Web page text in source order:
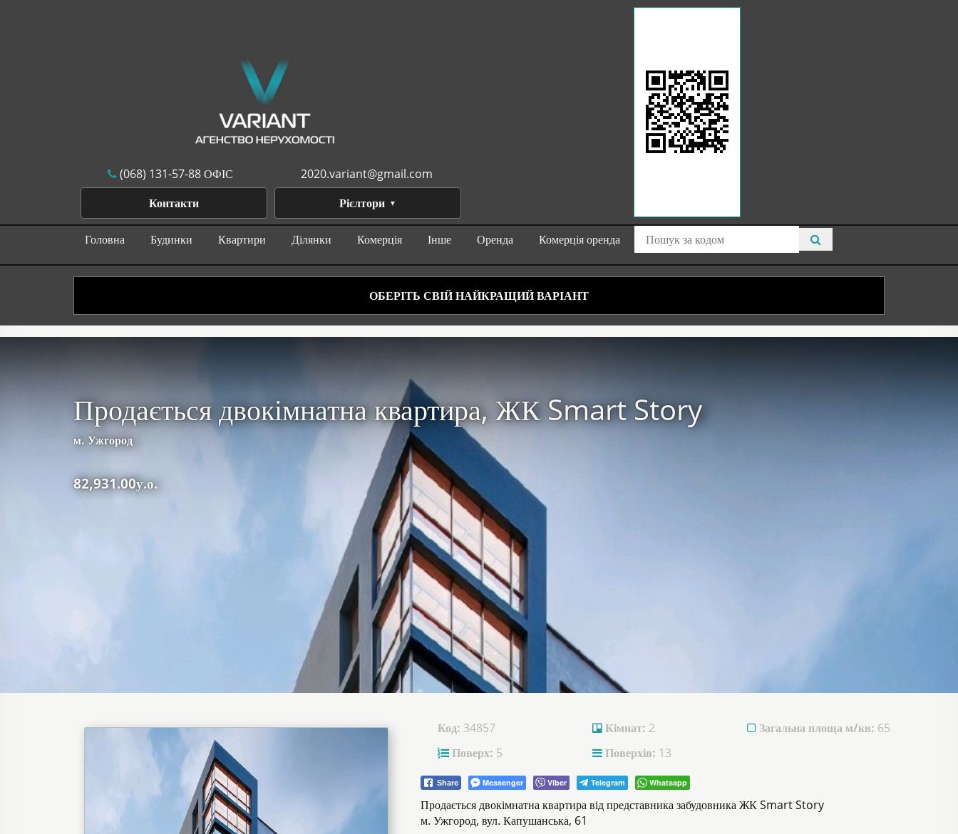
(068) 131-57-88 ОФІС
2020.variant@gmail.com
Контакти
Рієлтори
Головна Будинки Квартири Ділянки Комерція Інше Оренда Комерція оренда
ОБЕРІТЬ СВІЙ НАЙКРАЩИЙ ВАРІАНТ
Продається двокімнатна квартира, ЖК Smart Story
м. Ужгород
82,931.00у.о.
Код: 34857 Кімнат: 2 Загальна площа м/кв: 65
Поверх: 5 Поверхів: 13
Share Messenger Viber Telegram Whatsapp
Продається двокімнатна квартира від представника забудовника ЖК Smart Story
м. Ужгород, вул. Капушанська, 61